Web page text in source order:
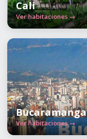
Cali
Ver habitaciones →
Bucaramanga
Ver habitaciones →